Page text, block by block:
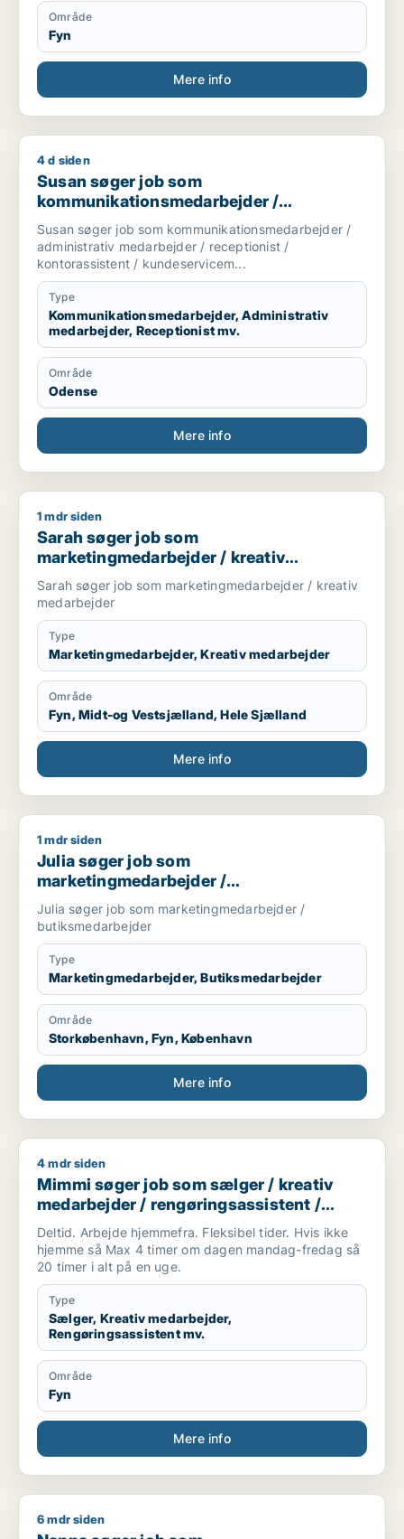
Område
Fyn
Mere info
Susan søger job som kommunikationsmedarbejder /
4 d siden
Susan søger job som
kommunikationsmedarbejder /
administrativ medarbejder / receptionist /
kontorassistent /
kundeservicemedarbejder
Susan søger job som kommunikationsmedarbejder /
administrativ medarbejder / receptionist /
kontorassistent / kundeservicem...
Type
Kommunikationsmedarbejder, Administrativ
medarbejder, Receptionist mv.
Område
Odense
Mere info
Sarah søger job som marketingmedarbejder / kreativ
1 mdr siden
Sarah søger job som
marketingmedarbejder / kreativ
medarbejder
Sarah søger job som marketingmedarbejder / kreativ
medarbejder
Type
Marketingmedarbejder, Kreativ medarbejder
Område
Fyn, Midt-og Vestsjælland, Hele Sjælland
Mere info
Julia søger job som marketingmedarbejder /
1 mdr siden
Julia søger job som
marketingmedarbejder /
butiksmedarbejder
Julia søger job som marketingmedarbejder /
butiksmedarbejder
Type
Marketingmedarbejder, Butiksmedarbejder
Område
Storkøbenhavn, Fyn, København
Mere info
Mimmi søger job som sælger / kreativ medarbejder /
4 mdr siden
Mimmi søger job som sælger / kreativ
medarbejder / rengøringsassistent /
ufaglært / kontorassistent
Deltid. Arbejde hjemmefra. Fleksibel tider. Hvis ikke
hjemme så Max 4 timer om dagen mandag-fredag så
20 timer i alt på en uge.
Type
Sælger, Kreativ medarbejder,
Rengøringsassistent mv.
Område
Fyn
Mere info
Nanna søger job som kommunikationsmedarbejder /
6 mdr siden